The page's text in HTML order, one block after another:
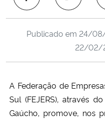
Ministério da Saúde
Ministério de Minas e Energia
Ministério da Ciência, Tecnologia,
Ministério do Meio Ambiente
Ministério do Turismo
Publicado em 24/
22/02/
A Federação de
Sul (FEJERS), através
Gaúcho, promove, nos